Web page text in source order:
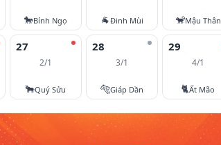
🐎Bính Ngọ 🐐Đinh Mùi 🐒Mậu Thân
27
2/1
🐂Quý Sửu
28
3/1
🐅Giáp Dần
29
4/1
🐈Ất Mão